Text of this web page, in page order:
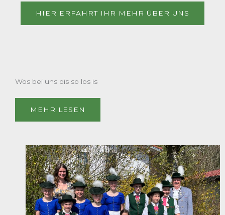
HIER ERFAHRT IHR MEHR ÜBER UNS
Wos bei uns ois so los is
MEHR LESEN